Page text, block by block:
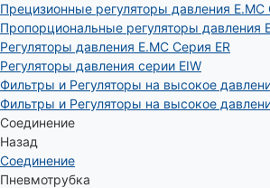
Прецизионные регуляторы давления E.MC
Пропорциональные регуляторы давления
Регуляторы давления E.MC Серия ER
Регуляторы давления серии EIW
Фильтры и Регуляторы на высокое
Фильтры и Регуляторы на высокое
Соединение
Назад
Соединение
Пневмотрубка